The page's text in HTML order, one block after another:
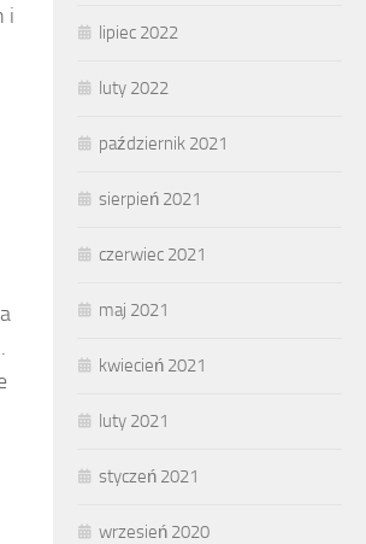
i
lipiec 2022
luty 2022
październik 2021
sierpień 2021
czerwiec 2021
maj 2021
kwiecień 2021
luty 2021
styczeń 2021
wrzesień 2020